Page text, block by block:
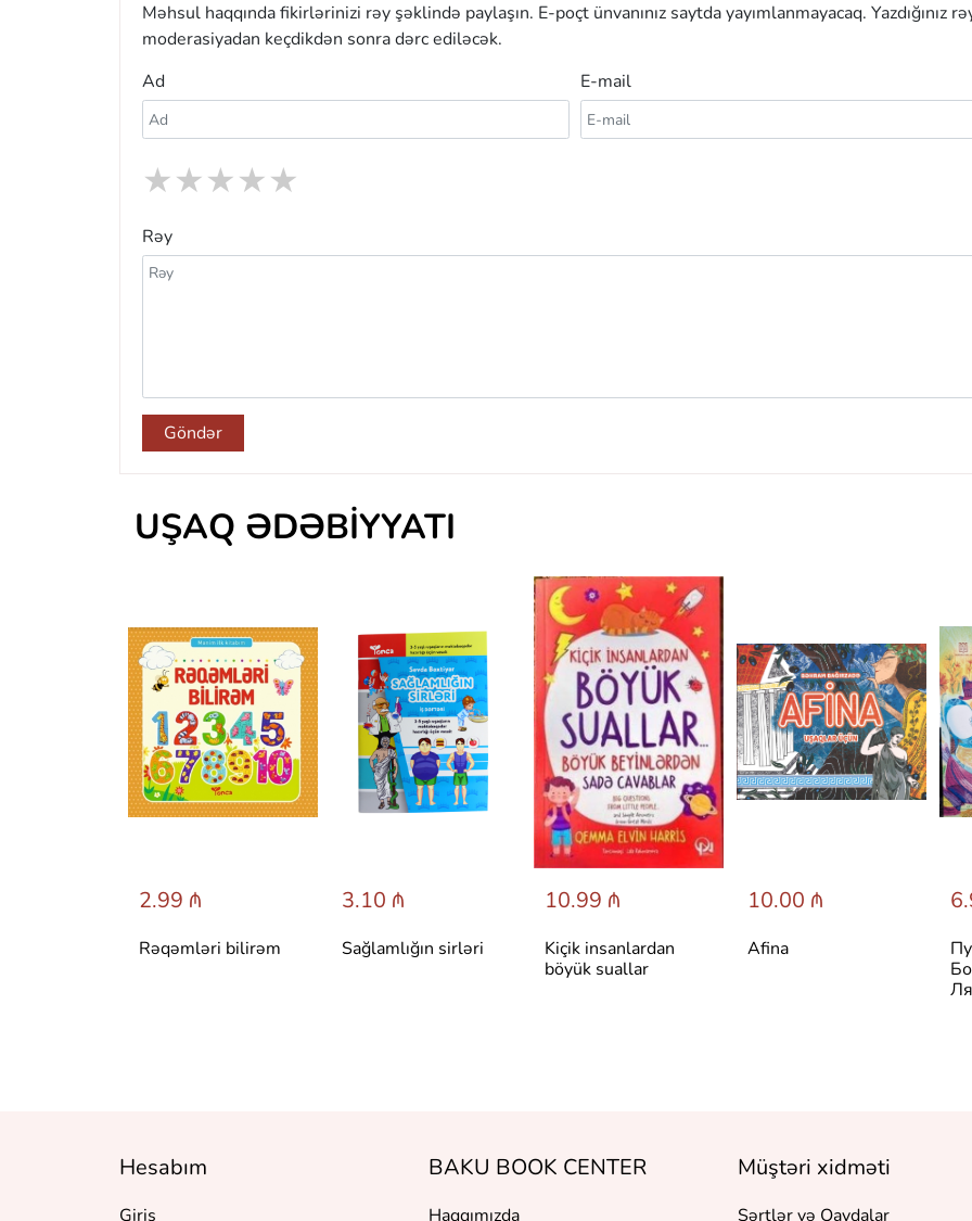
Məhsul haqqında fikirlərinizi rəy şəklində paylaşın. E-poçt ünvanınız saytda yayımlanmayacaq. Yazdığınız
moderasiyadan keçdikdən sonra dərc ediləcək.
Ad
E-mail
★
★
★
★
★
Rəy
Göndər
UŞAQ ƏDƏBIYYATI
2.99 ₼
Rəqəmləri bilirəm
3.10 ₼
Sağlamlığın sirləri
10.99 ₼
Kiçik insanlardan
böyük suallar
10.00 ₼
Afina
Hesabım
Giriş
BAKU BOOK CENTER
Haqqımızda
Müştəri xidməti
Şərtlər və Qaydalar